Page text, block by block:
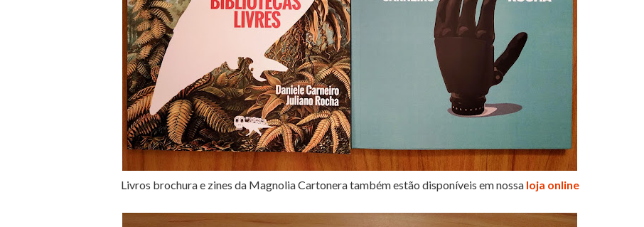
Livros brochura e zines da Magnolia Cartonera também estão disponíveis em nossa loja online